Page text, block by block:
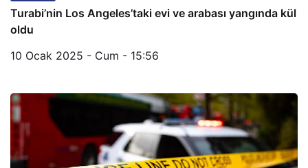
Turabi’nin Los Angeles’taki evi ve arabası yangında kül
oldu
10 Ocak 2025 - Cum - 15:56